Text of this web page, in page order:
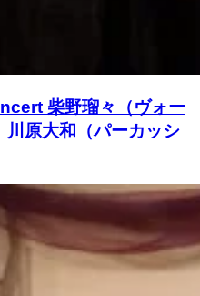
柴野瑠々（ヴォー
川原大和（パーカッシ